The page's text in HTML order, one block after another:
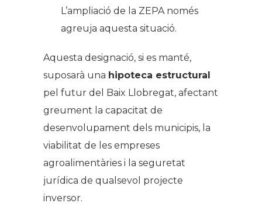
L’ampliació de la ZEPA només
agreuja aquesta situació.
Aquesta designació, si es manté,
suposarà una hipoteca estructural
pel futur del Baix Llobregat, afectant
greument la capacitat de
desenvolupament dels municipis, la
viabilitat de les empreses
agroalimentàries i la seguretat
jurídica de qualsevol projecte
inversor.